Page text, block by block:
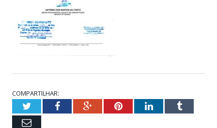
COMPARTILHAR:
TwitterFacebookGoogle+PinterestLinkedInTumblr
Email